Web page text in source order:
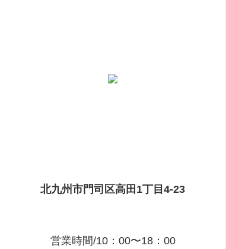
北九州市門司区高田1丁目4-23
営業時間/10：00〜18：00